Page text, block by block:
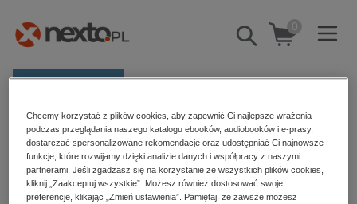
Pokaż/schowaj
wyszukiwarkę
0
Kategorie
Zobacz wszystkie E-prasa
budownictwo, aranżacja wnętrz
Strona główna Antoine de Saint-Exupery
Antoine de Saint-Exupery
Chcemy korzystać z plików cookies, aby zapewnić Ci najlepsze wrażenia
podczas przeglądania naszego katalogu ebooków, audiobooków i e-prasy,
dostarczać spersonalizowane rekomendacje oraz udostępniać Ci najnowsze
funkcje, które rozwijamy dzięki analizie danych i współpracy z naszymi
partnerami. Jeśli zgadzasz się na korzystanie ze wszystkich plików cookies,
kliknij „Zaakceptuj wszystkie”. Możesz również dostosować swoje
preferencje, klikając „Zmień ustawienia”. Pamiętaj, że zawsze możesz